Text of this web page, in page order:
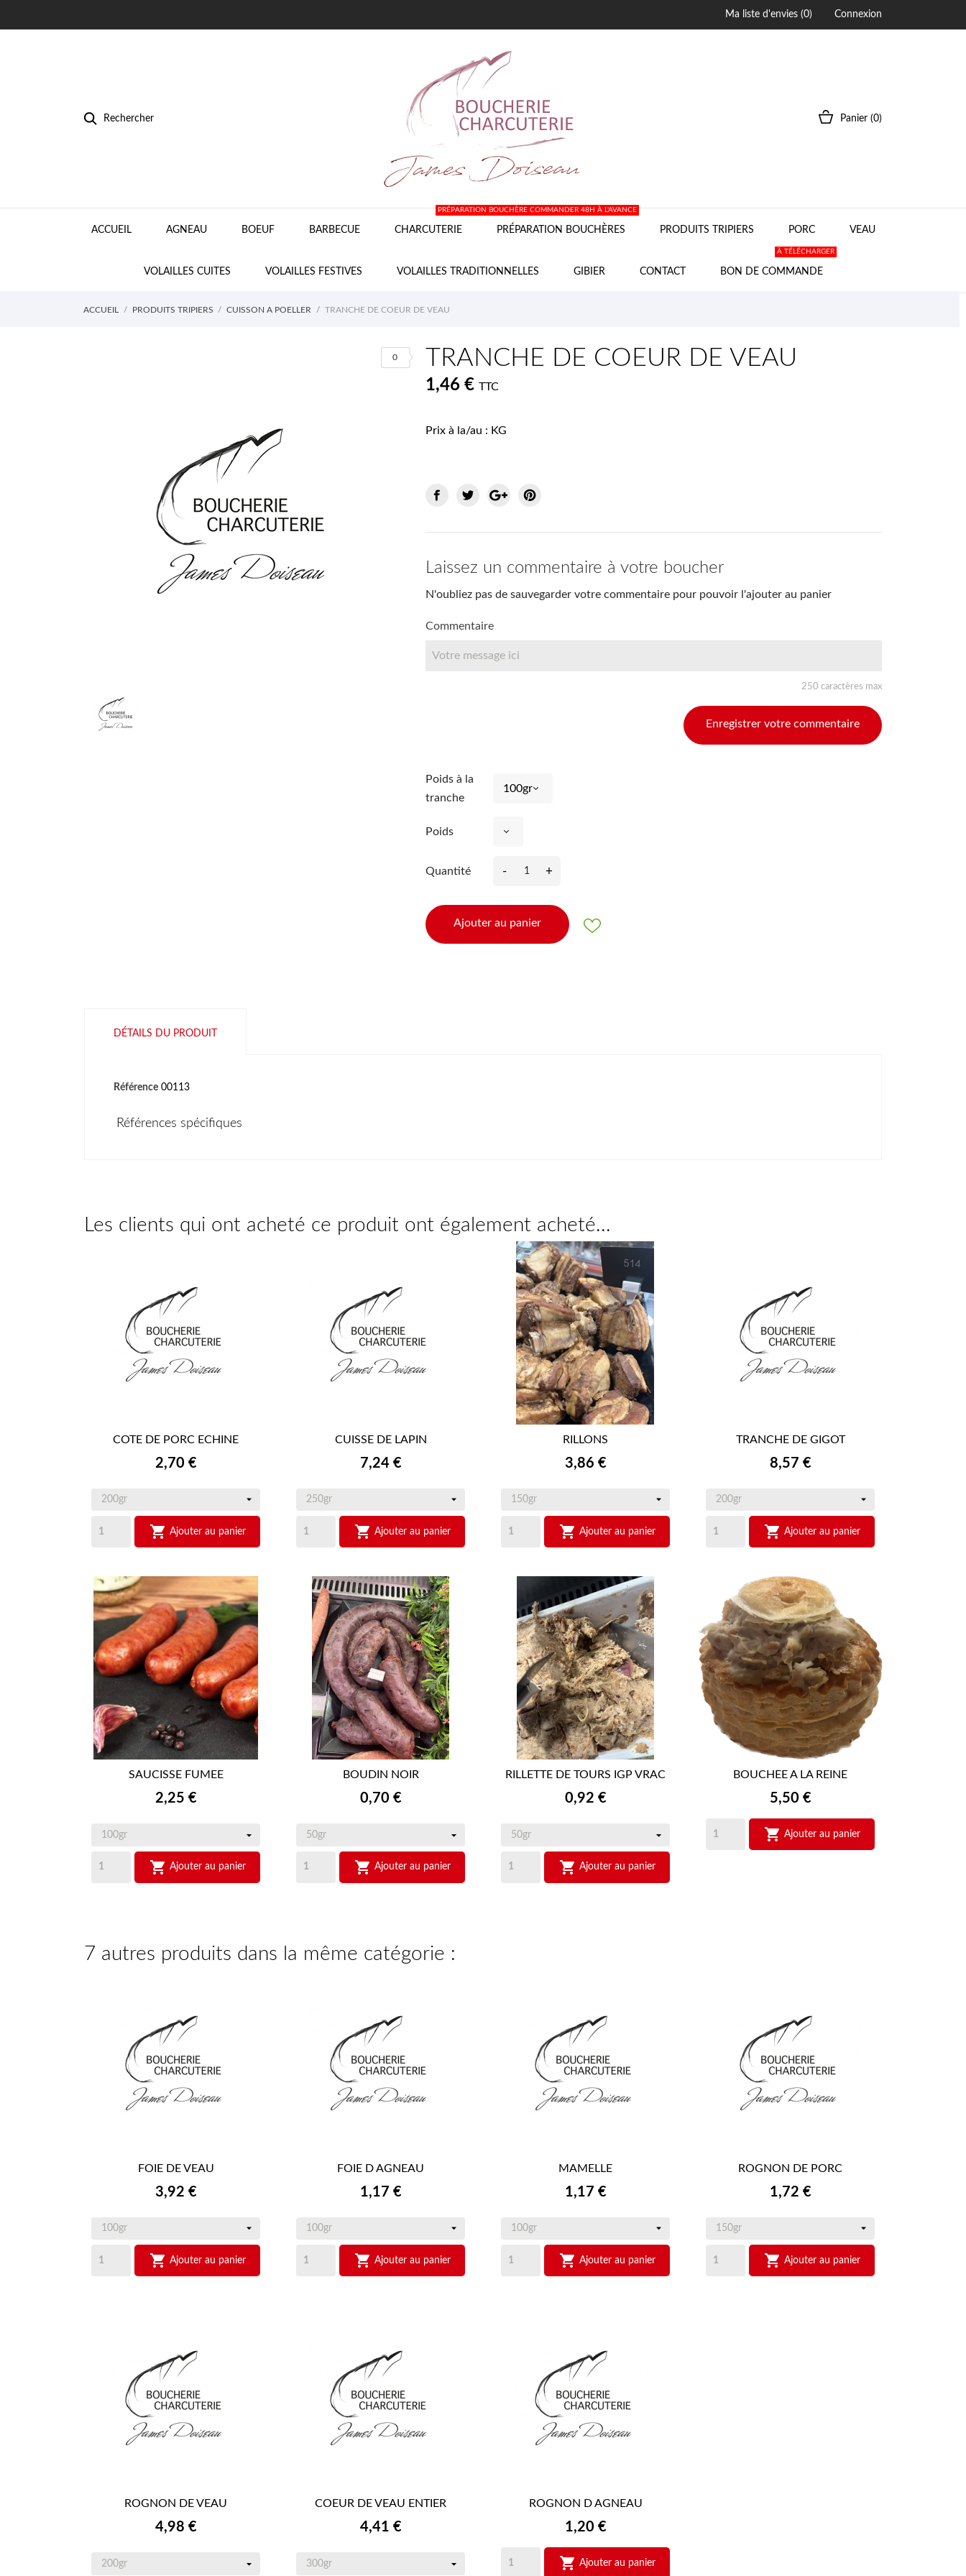
Ma liste d'envies (0) Connexion
Rechercher Panier (0)
ACCUEIL AGNEAU BOEUF BARBECUE CHARCUTERIE PRÉPARATION BOUCHÈRES
PRÉPARATION BOUCHÈRE COMMANDER 48H À L'AVANCE
PRODUITS TRIPIERS PORC VEAU
VOLAILLES CUITES VOLAILLES FESTIVES VOLAILLES TRADITIONNELLES GIBIER CONTACT BON DE COMMANDE
À TÉLÉCHARGER
ACCUEIL PRODUITS TRIPIERS CUISSON A POELLER TRANCHE DE COEUR DE VEAU
TRANCHE DE COEUR DE VEAU
1,46 € TTC
Prix à la/au : KG
Laissez un commentaire à votre boucher
N'oubliez pas de sauvegarder votre commentaire pour pouvoir l'ajouter au panier
Commentaire
250 caractères max
Enregistrer votre commentaire
Poids à la
tranche
Poids
Quantité - +
Ajouter au panier
0
DÉTAILS DU PRODUIT
Référence 00113
Références spécifiques
Les clients qui ont acheté ce produit ont également acheté...
APERÇU RAPIDE
COTE DE PORC ECHINE
Prix
2,70 €
 Ajouter au panier
APERÇU RAPIDE
CUISSE DE LAPIN
Prix
7,24 €
 Ajouter au panier
APERÇU RAPIDE
RILLONS
Prix
3,86 €
 Ajouter au panier
APERÇU RAPIDE
TRANCHE DE GIGOT
Prix
8,57 €
 Ajouter au panier
APERÇU RAPIDE
SAUCISSE FUMEE
Prix
2,25 €
 Ajouter au panier
APERÇU RAPIDE
BOUDIN NOIR
Prix
0,70 €
 Ajouter au panier
APERÇU RAPIDE
RILLETTE DE TOURS IGP VRAC
Prix
0,92 €
 Ajouter au panier
APERÇU RAPIDE
BOUCHEE A LA REINE
Prix
5,50 €
 Ajouter au panier
7 autres produits dans la même catégorie :
APERÇU RAPIDE
FOIE DE VEAU
Prix
3,92 €
 Ajouter au panier
APERÇU RAPIDE
FOIE D AGNEAU
Prix
1,17 €
 Ajouter au panier
APERÇU RAPIDE
MAMELLE
Prix
1,17 €
 Ajouter au panier
APERÇU RAPIDE
ROGNON DE PORC
Prix
1,72 €
 Ajouter au panier
APERÇU RAPIDE
ROGNON DE VEAU
Prix
4,98 € APERÇU RAPIDE
COEUR DE VEAU ENTIER
Prix
4,41 € APERÇU RAPIDE
ROGNON D AGNEAU
Prix
1,20 €
 Ajouter au panier